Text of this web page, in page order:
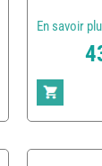
En savoir